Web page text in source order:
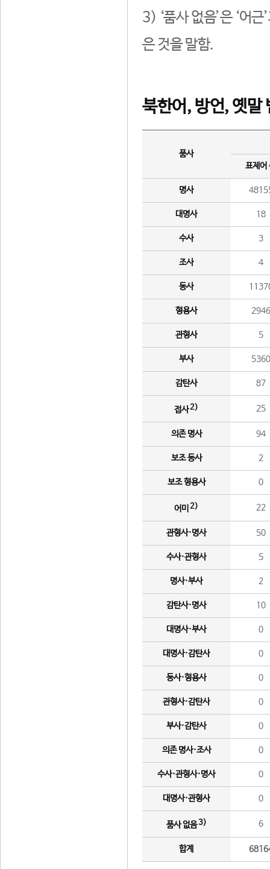
3) ‘품사 없음’은 ‘어
은 것을 말함.
북한어, 방언, 옛말
품사
표제어
명사
대명사 18
수사 3
조사 4
동사
형용사 2946
관형사 5
부사 5360
감탄사 87
접사2) 25
의존 명사 94
보조 동사 2
보조 형용사 0
어미 2) 22
관형사·명사 50
수사·관형사 5
명사·부사 2
감탄사·명사 10
대명사·부사 0
대명사·감탄사 0
동사·형용사 0
관형사·감탄사 0
부사·감탄사 0
의존 명사·조사 0
수사·관형사·명사 0
대명사·관형사 0
품사 없음3) 6
합계